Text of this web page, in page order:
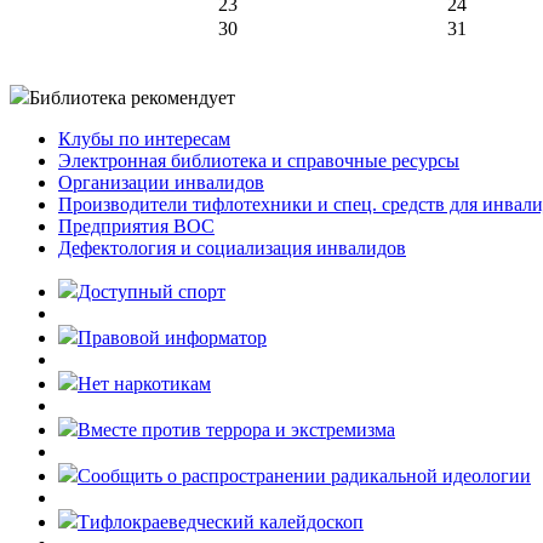
30
31
Библиотека рекомендует
Клубы по интересам
Электронная библиотека и справочные ресурсы
Организации инвалидов
Производители тифлотехники и спец. средств для
Предприятия ВОС
Дефектология и социализация инвалидов
Доступный спорт
Правовой информатор
Нет наркотикам
Вместе против террора и экстремизма
Cообщить о распространении радикальной идеологии
Тифлокраеведческий калейдоскоп